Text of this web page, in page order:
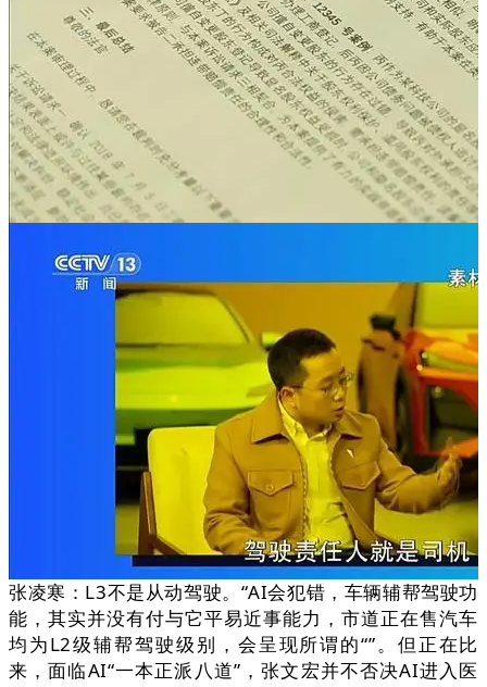
张凌寒：L3不是从动驾驶。“AI会犯错，车辆辅帮驾驶功
能，其实并没有付与它平易近事能力，市道正在售汽车
均为L2级辅帮驾驶级别，会呈现所谓的“”。但正在比
来，面临AI“一本正派八道”，张文宏并不否决AI进入医